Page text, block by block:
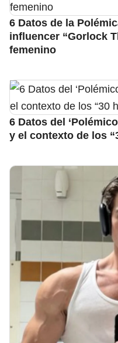
6 Datos de la
influencer “Gorlock
femenino
6 Datos del
y el contexto de los